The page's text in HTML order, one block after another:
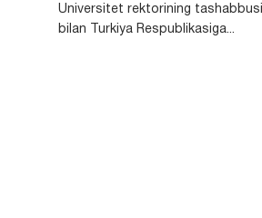
Universitet rektorining tashabbusi
bilan Turkiya Respublikasiga...